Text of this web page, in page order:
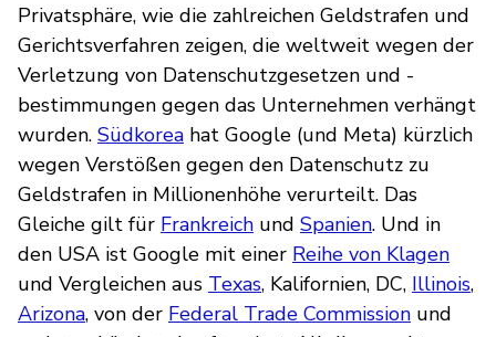
Privatsphäre, wie die zahlreichen Geldstrafen und
Gerichtsverfahren zeigen, die weltweit wegen der
Verletzung von Datenschutzgesetzen und -
bestimmungen gegen das Unternehmen verhängt
wurden. Südkorea hat Google (und Meta) kürzlich
wegen Verstößen gegen den Datenschutz zu
Geldstrafen in Millionenhöhe verurteilt. Das
Gleiche gilt für Frankreich und Spanien. Und in
den USA ist Google mit einer Reihe von Klagen
und Vergleichen aus Texas, Kalifornien, DC, Illinois,
Arizona, von der Federal Trade Commission und